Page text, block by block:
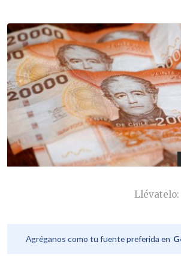
Llévatelo:
Agréganos como tu fuente preferida en